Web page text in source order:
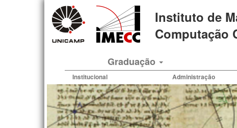
Instituto de
Computação
Graduação
Institucional Administração